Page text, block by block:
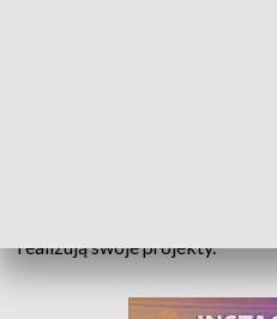
realizują swoje projekty.